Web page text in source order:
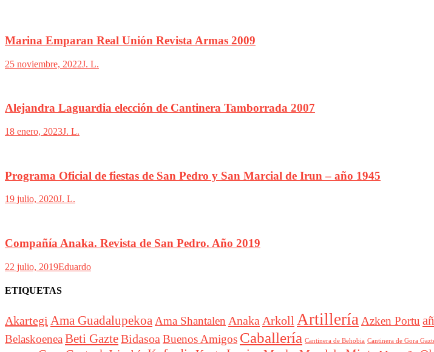
Marina Emparan Real Unión Revista Armas 2009
25 noviembre, 2022J. L.
Alejandra Laguardia elección de Cantinera Tamborrada 2007
18 enero, 2023J. L.
Programa Oficial de fiestas de San Pedro y San Marcial de Irun – año 1945
19 julio, 2020J. L.
Compañía Anaka. Revista de San Pedro. Año 2019
22 julio, 2019Eduardo
ETIQUETAS
Akartegi Ama GuadalupekoaAma Shantalen AnakaArkoll ArtilleríaAzken Portu
BelaskoeneaBeti GazteBidasoaBuenos Amigos Caballería Cantinera de Behobia Cantinera de Gora